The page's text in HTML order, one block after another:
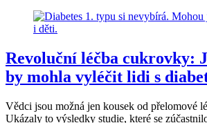
Revoluční léčba cukrovky:
by mohla vyléčit lidi s
Vědci jsou možná jen kousek od přelomové
Ukázaly to výsledky studie, které se